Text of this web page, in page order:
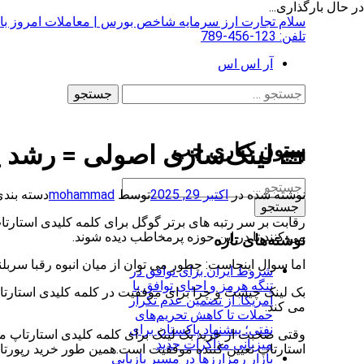
در حال بارگذاری...
سلام تجارت ارز سرمایه شاخص بورس | معاملات امروز
تلفن: 123-456-789
آر اس اس
جستجو
برای:
🧱 لینک‌سازی اصولی = رشد
نوشته شده دراکتبر 29, 2025 توسط mohammadدسته
رقابت بر سر رتبه های برتر گوگل برای کلمه کلیدی
می کنند تا در این حوزه پرمخاطب دیده شوند.
اما سوال اینجاست: چطور می توان از میان انبوه رقبا
بک لینک چیست و چرا برای موفقیت در کلمه کلیدی
می کند.
وقتی صحبت از خرید بک لینک برای کلمه کلیدی استارتاپ
استارتاپ تعیین کننده موفقیت است.همین طور خرید
ستون کناری چپ
جستجو
برای:
نوشته‌های تازه
شروط ایران برای توافق در
تنگه هرمز و احیای توافق با
آمریکا: از تضمین عدم تکرار
حملات تا کاهش تحریم‌های
نفتی؛ پیشنهاد پاکستان برای
میزبانی مذاکرات جدید
بازار رمزارزها در مسیر بازیابی